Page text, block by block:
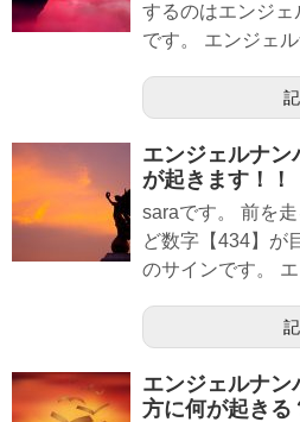
するのはエンジ
です。 エンジェ
エンジェルナン
が起きます！！
saraです。 前を
ど数字【434】が
のサインです。
エンジェルナン
方に何が起きる